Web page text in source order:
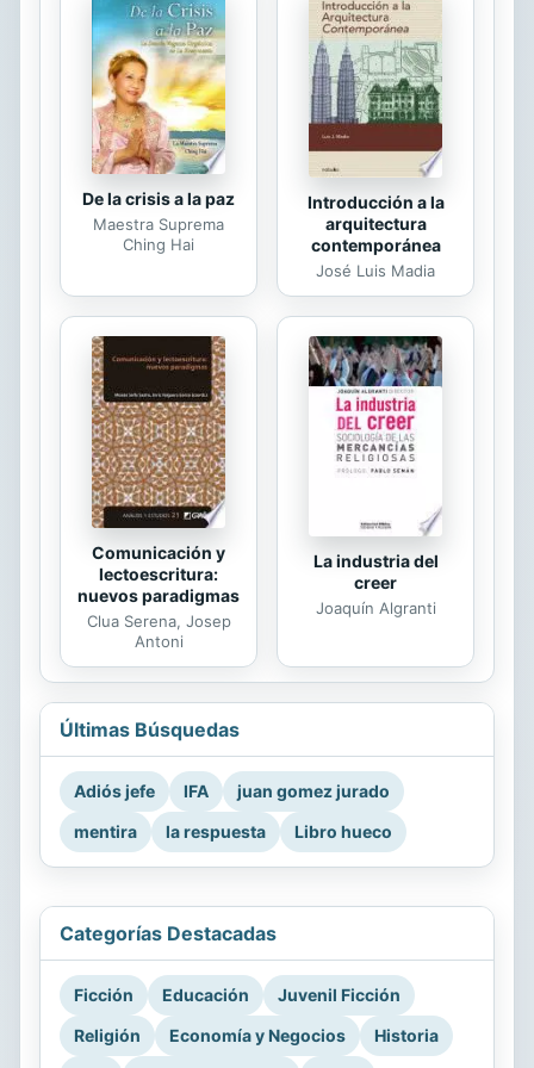
niña, llamada Blancanieves, y quien
es víctima del odio y envidia de su
malvada madrastra, la cual, impulsada
por esos terribles sentimientos,
buscará la forma de eliminarla.
De la crisis a la paz
Maestra Suprema
Ching Hai
Introducción a la
arquitectura
contemporánea
José Luis Madia
Comunicación y
lectoescritura:
nuevos paradigmas
Clua Serena, Josep
Antoni
La industria del
creer
Joaquín Algranti
Últimas Búsquedas
Adiós jefe IFA
juan gomez jurado
mentira
la respuesta Libro hueco
Categorías Destacadas
Ficción Educación
Juvenil Ficción
Religión
Economía y Negocios
Historia